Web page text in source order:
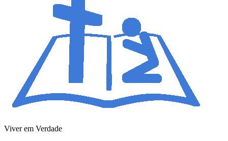
Viver em Verdade